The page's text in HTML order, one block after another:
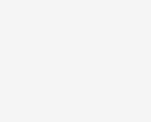
4 Samenwerken en verwijzen
over 4 Samenwerken en